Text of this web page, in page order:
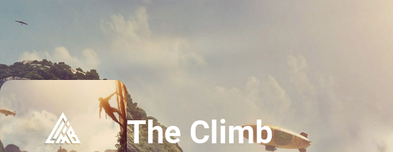
The Climb